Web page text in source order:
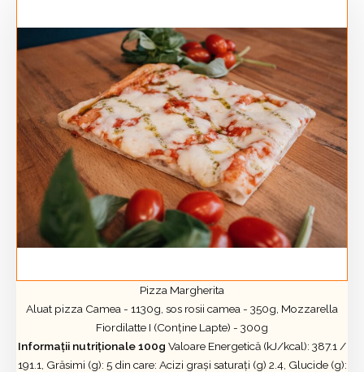
Pizza Margherita
Aluat pizza Camea - 1130g, sos rosii camea - 350g, Mozzarella
Fiordilatte I (Conține Lapte) - 300g
Informații nutriționale 100g Valoare Energetică (kJ/kcal): 387.1 /
191.1, Grăsimi (g): 5 din care: Acizi grași saturați (g) 2.4, Glucide (g):